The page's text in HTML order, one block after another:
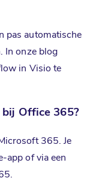
pas automatische
In onze blog
in Visio te
bij Office 365?
365. Je
app of via een